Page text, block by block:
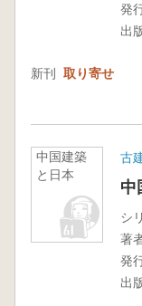
発
出
新刊 取り寄せ
中国建築
と日本
古
中
シ
著
発
出